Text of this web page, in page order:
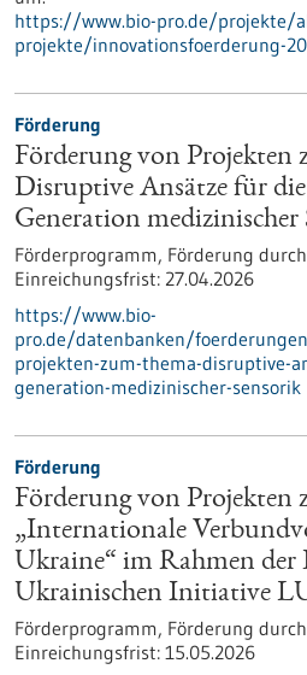
https://www.bio-pro.de/projekte/
projekte/innovationsfoerderung-20
Förderung
Förderung von Projekten
Disruptive Ansätze für
Generation medizinischer
Förderprogramm, Förderung
Einreichungsfrist: 27.04.2026
https://www.bio-
pro.de/datenbanken/
projekten-zum-thema-disruptive-
generation-medizinischer-sensorik
Förderung
Förderung von Projekten
„Internationale
Ukraine“ im Rahmen der
Ukrainischen Initiative
Förderprogramm, Förderung
Einreichungsfrist: 15.05.2026